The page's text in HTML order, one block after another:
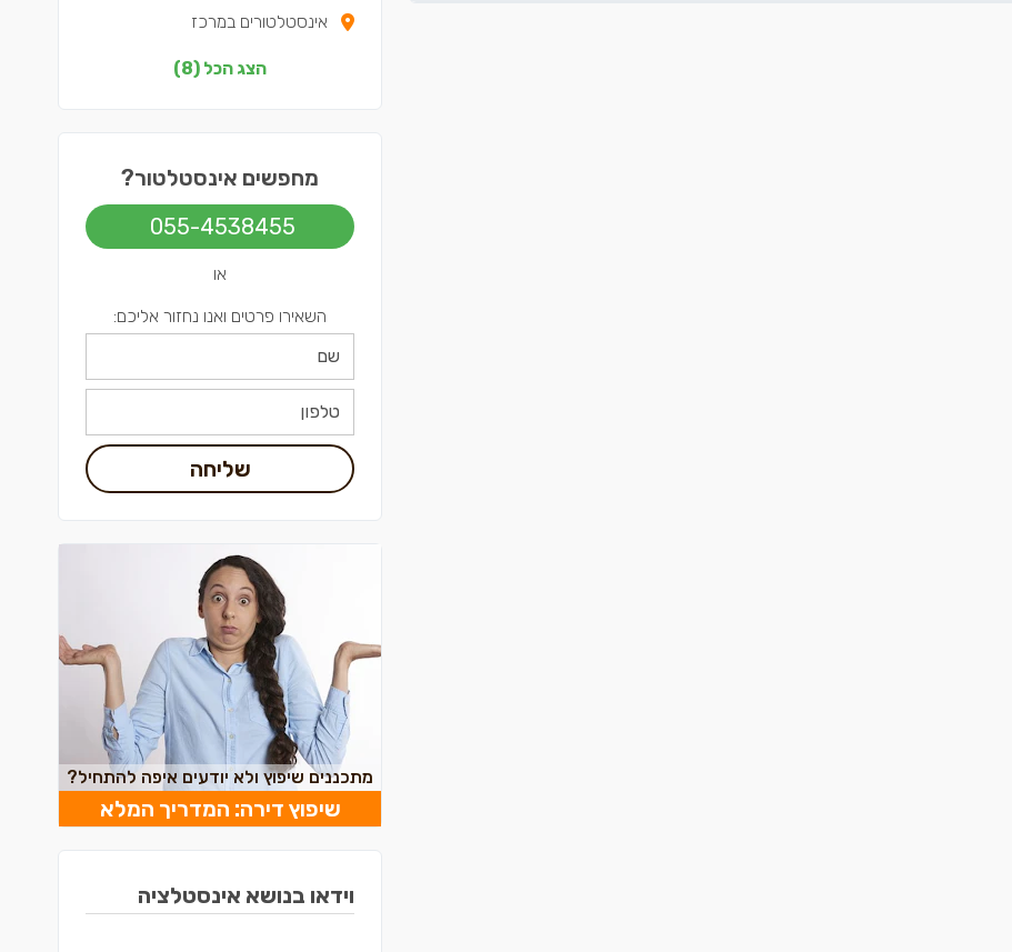
אינסטלטורים במרכז
אינסטלטורים בצפון
אינסטלטורים בדרום
אינסטלטורים בירושלים
אינסטלטורים בתל אביב
הצג הכל (8)
מחפשים אינסטלטור?
055-4538455
או
השאירו פרטים ואנו נחזור אליכם:
שליחה
מתכננים שיפוץ ולא יודעים איפה להתחיל?
שיפוץ דירה: המדריך המלא
וידאו בנושא אינסטלציה